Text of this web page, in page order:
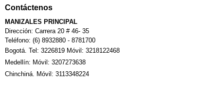
Calendario Tributario
Sudoku
Contáctenos
MANIZALES PRINCIPAL
Dirección: Carrera 20 # 46- 35
Teléfono: (6) 8932880 - 8781700
Bogotá. Tel: 3226819 Móvil: 3218122468
Medellín: Móvil: 3207273638
Chinchiná. Móvil: 3113348224